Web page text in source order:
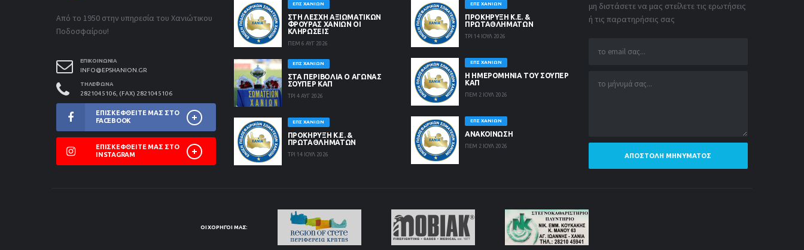
Από το 1950 στην υπηρεσία του Χανιώτικου
Ποδοσφαίρου!
ΕΠΙΚΟΙΝΩΝΊΑ
INFO@EPSHANION.GR
ΤΗΛΈΦΩΝΑ
2821045106, (FAX) 2821045106
ΕΠΙΣΚΕΦΘΕΊΤΕ ΜΑΣ ΣΤΟ
FACEBOOK
ΕΠΙΣΚΕΦΘΕΊΤΕ ΜΑΣ ΣΤΟ
INSTAGRAM
ΕΠΣ ΧΑΝΊΩΝ
ΣΤΗ ΛΈΣΧΗ ΑΞΙΩΜΑΤΙΚΏΝ
ΦΡΟΥΡΆΣ ΧΑΝΊΩΝ ΟΙ
ΚΛΗΡΏΣΕΙΣ
ΠΕΜ 6 ΑΥΓ 2026
ΕΠΣ ΧΑΝΊΩΝ
ΣΤΑ ΠΕΡΙΒΟΛΙΑ Ο ΑΓΩΝΑΣ
ΣΟΥΠΕΡ ΚΑΠ
ΤΡΙ 4 ΑΥΓ 2026
ΕΠΣ ΧΑΝΊΩΝ
ΠΡΟΚΗΡΥΞΗ Κ.Ε. &
ΠΡΩΤΑΘΛΗΜΑΤΩΝ
ΤΡΙ 14 ΙΟΥΛ 2026
ΕΠΣ ΧΑΝΊΩΝ
ΠΡΟΚΗΡΥΞΗ Κ.Ε. &
ΠΡΩΤΑΘΛΗΜΑΤΩΝ
ΤΡΙ 14 ΙΟΥΛ 2026
ΕΠΣ ΧΑΝΊΩΝ
Η ΗΜΕΡΟΜΗΝΙΑ ΤΟΥ ΣΟΥΠΕΡ
ΚΑΠ
ΠΕΜ 2 ΙΟΥΛ 2026
ΕΠΣ ΧΑΝΊΩΝ
ΑΝΑΚΟΙΝΩΣΗ
ΠΕΜ 2 ΙΟΥΛ 2026
μη διστάσετε να μας στείλετε τις ερωτήσεις
ή τις παρατηρήσεις σας
ΑΠΟΣΤΟΛΉ ΜΗΝΎΜΑΤΟΣ
ΟΙ ΧΟΡΗΓΟΊ ΜΑΣ: